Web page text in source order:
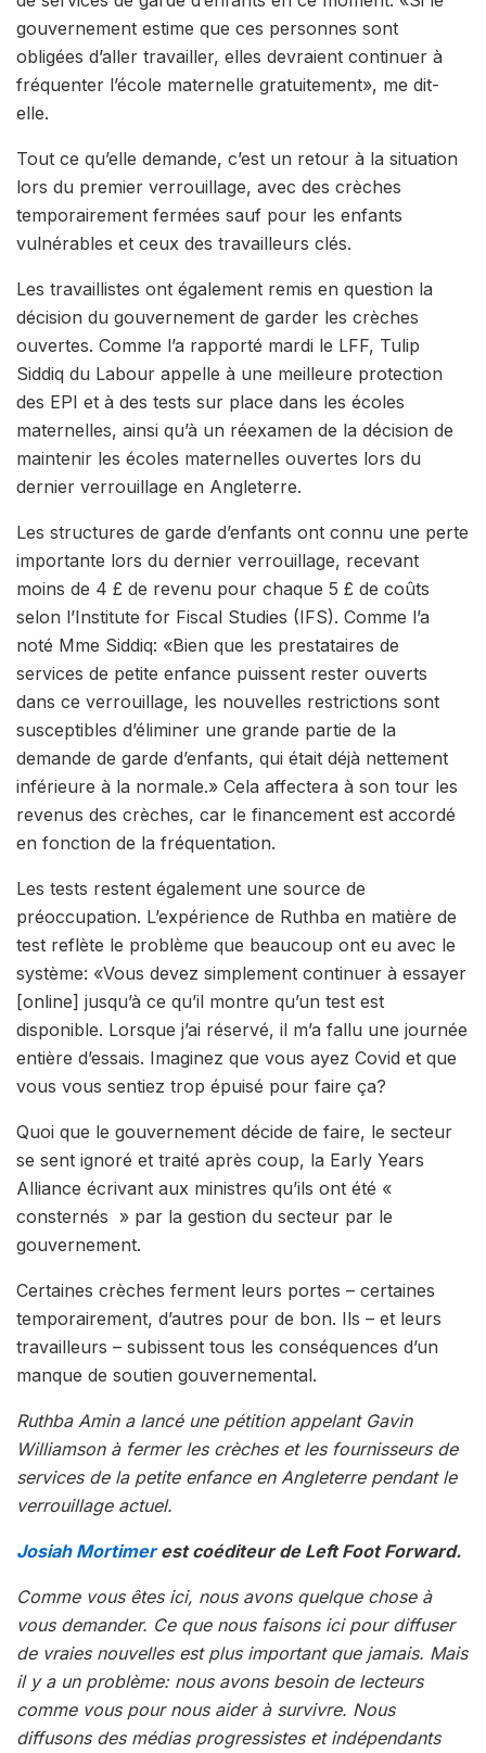
gouvernement estime que ces personnes sont
obligées d’aller travailler, elles devraient continuer à
fréquenter l’école maternelle gratuitement», me dit-
elle.
Tout ce qu’elle demande, c’est un retour à la situation
lors du premier verrouillage, avec des crèches
temporairement fermées sauf pour les enfants
vulnérables et ceux des travailleurs clés.
Les travaillistes ont également remis en question la
décision du gouvernement de garder les crèches
ouvertes. Comme l’a rapporté mardi le LFF, Tulip
Siddiq du Labour appelle à une meilleure protection
des EPI et à des tests sur place dans les écoles
maternelles, ainsi qu’à un réexamen de la décision de
maintenir les écoles maternelles ouvertes lors du
dernier verrouillage en Angleterre.
Les structures de garde d’enfants ont connu une perte
importante lors du dernier verrouillage, recevant
moins de 4 £ de revenu pour chaque 5 £ de coûts
selon l’Institute for Fiscal Studies (IFS). Comme l’a
noté Mme Siddiq: «Bien que les prestataires de
services de petite enfance puissent rester ouverts
dans ce verrouillage, les nouvelles restrictions sont
susceptibles d’éliminer une grande partie de la
demande de garde d’enfants, qui était déjà nettement
inférieure à la normale.» Cela affectera à son tour les
revenus des crèches, car le financement est accordé
en fonction de la fréquentation.
Les tests restent également une source de
préoccupation. L’expérience de Ruthba en matière de
test reflète le problème que beaucoup ont eu avec le
système: «Vous devez simplement continuer à essayer
[online] jusqu’à ce qu’il montre qu’un test est
disponible. Lorsque j’ai réservé, il m’a fallu une journée
entière d’essais. Imaginez que vous ayez Covid et que
vous vous sentiez trop épuisé pour faire ça?
Quoi que le gouvernement décide de faire, le secteur
se sent ignoré et traité après coup, la Early Years
Alliance écrivant aux ministres qu’ils ont été «
consternés » par la gestion du secteur par le
gouvernement.
Certaines crèches ferment leurs portes – certaines
temporairement, d’autres pour de bon. Ils – et leurs
travailleurs – subissent tous les conséquences d’un
manque de soutien gouvernemental.
Ruthba Amin a lancé une pétition appelant Gavin
Williamson à fermer les crèches et les fournisseurs de
services de la petite enfance en Angleterre pendant le
verrouillage actuel.
Josiah Mortimerest coéditeur de Left Foot Forward.
Comme vous êtes ici, nous avons quelque chose à
vous demander. Ce que nous faisons ici pour diffuser
de vraies nouvelles est plus important que jamais. Mais
il y a un problème: nous avons besoin de lecteurs
comme vous pour nous aider à survivre. Nous
diffusons des médias progressistes et indépendants